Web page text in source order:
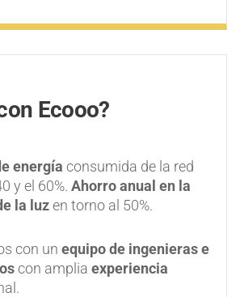
Ecooo?
energía consumida de la red
y el 60%. Ahorro anual en la
la luzen torno al 50%.
con un equipo de ingenieras e
con amplia experiencia